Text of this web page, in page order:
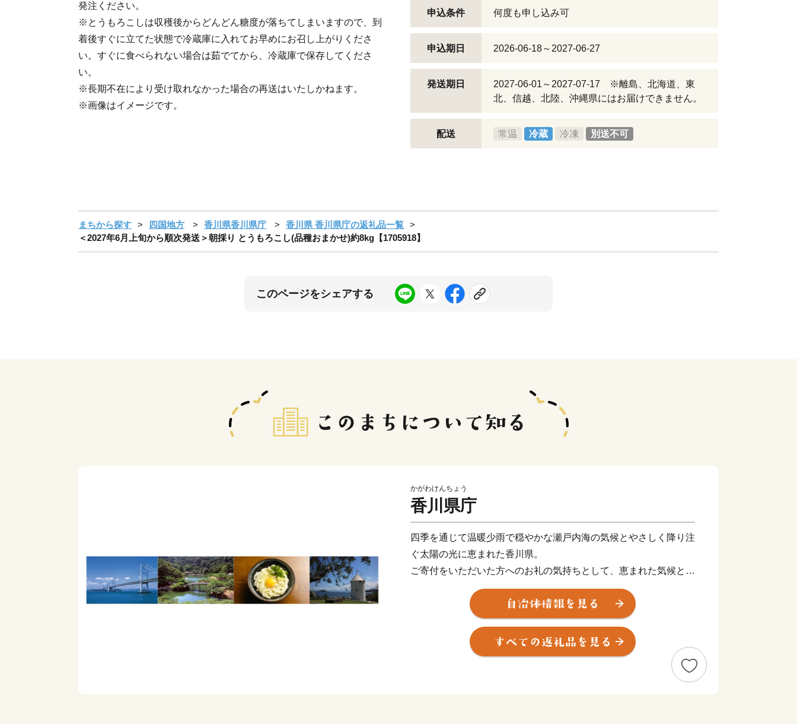
発注ください。
※とうもろこしは収穫後からどんどん糖度が落ちてしまいますので、到
着後すぐに立てた状態で冷蔵庫に入れてお早めにお召し上がりくださ
い。すぐに食べられない場合は茹でてから、冷蔵庫で保存してくださ
い。
※長期不在により受け取れなかった場合の再送はいたしかねます。
※画像はイメージです。
申込条件 何度も申し込み可
申込期日 2026-06-18～2027-06-27
発送期日
2027-06-01～2027-07-17 ※離島、北海道、東
北、信越、北陸、沖縄県にはお届けできません。
配送 常温 冷蔵 冷凍 別送不可
まちから探す 四国地方 香川県香川県庁
香川県 香川県庁の返礼品一覧
＜2027年6月上旬から順次発送＞朝採り とうもろこし(品種おまかせ)約8kg【1705918】
このページをシェアする
かがわけんちょう
香川県庁
四季を通じて温暖少雨で穏やかな瀬戸内海の気候とやさしく降り注
ぐ太陽の光に恵まれた香川県。
ご寄付をいただいた方へのお礼の気持ちとして、恵まれた気候と古
来受け継がれてきた伝統により生み出された県産品を贈呈します。